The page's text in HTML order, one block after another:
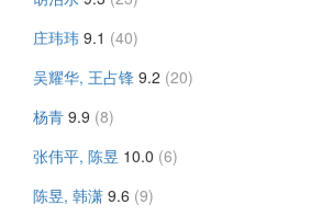
庄玮玮 9.1 (40)
吴耀华, 王占锋 9.2 (20)
杨青 9.9 (8)
张伟平, 陈昱 10.0 (6)
陈昱, 韩潇 9.6 (9)